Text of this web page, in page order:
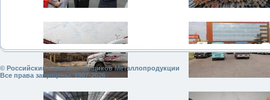
© Российский Союз Поставщиков Металлопродукции
Все права защищены. 1997-2026